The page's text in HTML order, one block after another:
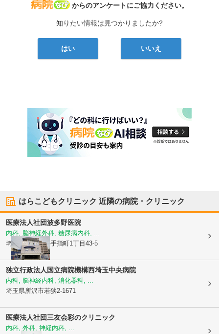
病院なび
からのアンケートにご協力ください。
知りたい情報は見つかりましたか?
はい いいえ
はらこどもクリニック 近隣の病院・クリニック
医療法人社団波多野医院
内科, 脳神経外科, 糖尿病内科, ...
埼玉県所沢市小手指町1丁目43-5
独立行政法人国立病院機構西埼玉中央病院
内科, 脳神経内科, 消化器科, ...
埼玉県所沢市若狭2-1671
医療法人社団三友会彩のクリニック
内科, 外科, 神経内科, ...